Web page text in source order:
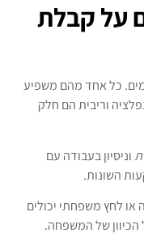
על קבלת
כל אחד מהם משפיע
וריבית הם חלק
וניסיון בעבודה עם
השונות.
לחץ משפחתי יכולים
של המשפחה.